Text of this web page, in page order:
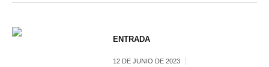
ENTRADA
12 DE JUNIO DE 2023